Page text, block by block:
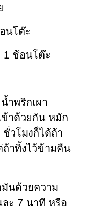
โต๊ะ
ช้อนโต๊ะ
ำพริกเผา
ข้าด้วยกัน หมัก
วโมงก็ได้ถ้า
ถ้าทิ้งไว้ข้ามคืน
นด้วยความ
ละ 7 นาที หรือ